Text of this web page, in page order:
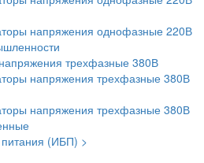
напряжения однофазные 220В
трехфазные 380В
напряжения трехфазные 380В
напряжения трехфазные 380В
питания (ИБП) >